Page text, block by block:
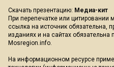
Скачать презентацию: Медиа-кит
При перепечатке или цитировании
ссылка на источник обязательна,
изданиях и на сайтах обязательна
Mosregion.info.
На информационном ресурсе